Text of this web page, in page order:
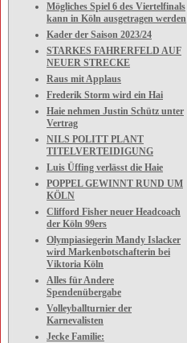
Mögliches Spiel 6 des Viertelfinals
kann in Köln ausgetragen werden
Kader der Saison 2023/24
STARKES FAHRERFELD AUF
NEUER STRECKE
Raus mit Applaus
Frederik Storm wird ein Hai
Haie nehmen Justin Schütz unter
Vertrag
NILS POLITT PLANT
TITELVERTEIDIGUNG
Luis Üffing verlässt die Haie
POPPEL GEWINNT RUND UM
KÖLN
Clifford Fisher neuer Headcoach
der Köln 99ers
Olympiasiegerin Mandy Islacker
wird Markenbotschafterin bei
Viktoria Köln
Alles für Andere
Spendenübergabe
Volleyballturnier der
Karnevalisten
Jecke Familie: